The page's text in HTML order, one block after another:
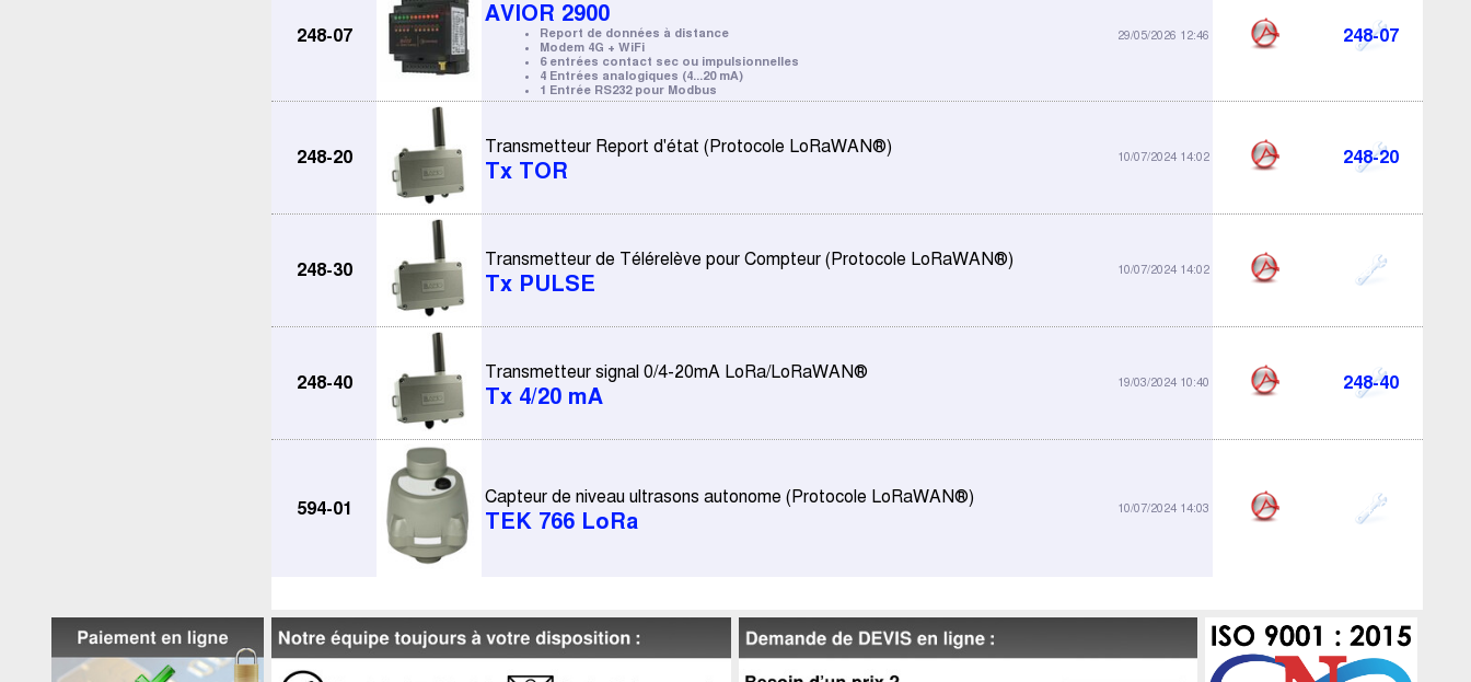
248-07
AVIOR 2900
Report de données à distance
Modem 4G + WiFi
6 entrées contact sec ou impulsionnelles
4 Entrées analogiques (4...20 mA)
1 Entrée RS232 pour Modbus
29/05/2026 12:46 248-07
248-20
Transmetteur Report d'état (Protocole LoRaWAN®)
Tx TOR
10/07/2024 14:02 248-20
248-30
Transmetteur de Télérelève pour Compteur (Protocole LoRaWAN®)
Tx PULSE
10/07/2024 14:02 248-30
248-40
Transmetteur signal 0/4-20mA LoRa/LoRaWAN®
Tx 4/20 mA
19/03/2024 10:40 248-40
594-01
Capteur de niveau ultrasons autonome (Protocole LoRaWAN®)
TEK 766 LoRa
10/07/2024 14:03 594-01